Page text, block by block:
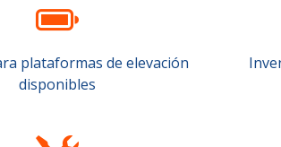
plataformas de elevación
disponibles